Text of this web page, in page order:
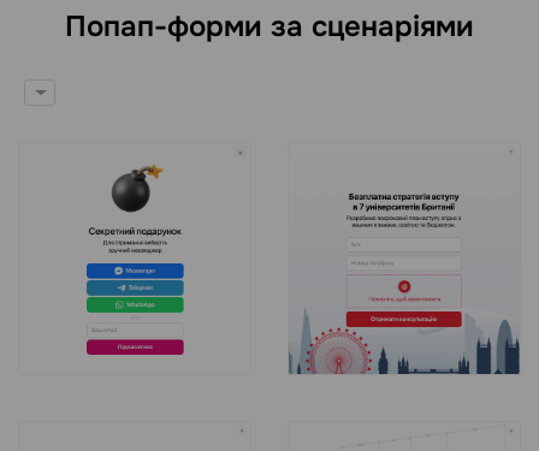
Попап-форми за сценаріями